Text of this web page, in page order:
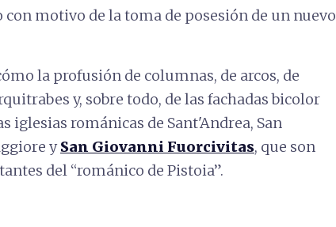
motivo de la toma de posesión de un nuevo
la profusión de columnas, de arcos, de
y, sobre todo, de las fachadas bicolor
iglesias románicas de Sant'Andrea, San
ySan Giovanni Fuorcivitas, que son
del “románico de Pistoia”.